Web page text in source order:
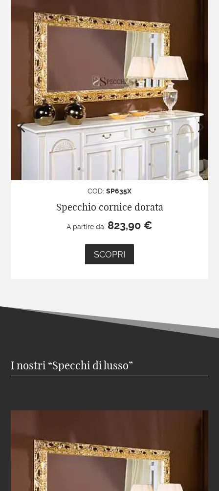
COD:SP635X
Specchio cornice dorata
A partire da: 823,90 €
SCOPRI
I nostri “Specchi di lusso”